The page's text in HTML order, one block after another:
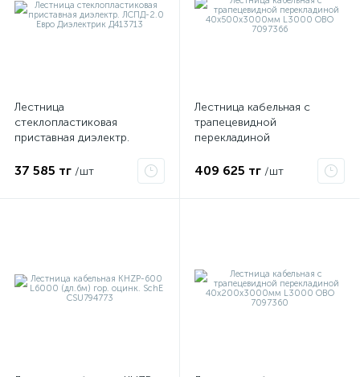
Лестница
стеклопластиковая
приставная диэлектр.
Д413713
37 585 тг /шт
Лестница кабельная с
трапецевидной
перекладиной
OBO 7097366
409 625 тг /шт